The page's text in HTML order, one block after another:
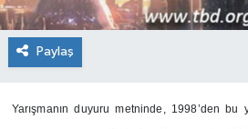
Paylaş
Yarışmanın duyuru metninde, 1998’den